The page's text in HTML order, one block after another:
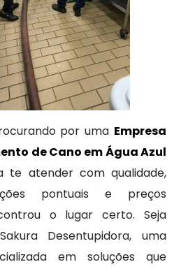
por uma Empresa
de Cano em Água Azul
te atender com qualidade,
pontuais e preços
o lugar certo. Seja
Desentupidora, uma
em soluções que